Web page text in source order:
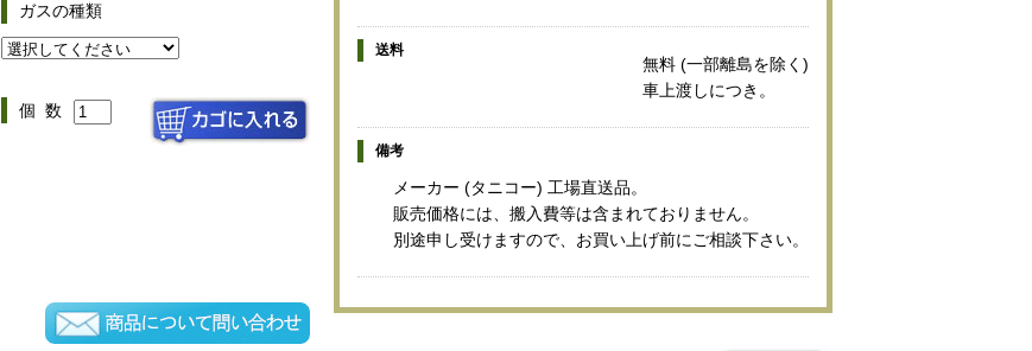
ガスの種類
個 数
送料
無料 (一部離島を除く)
車上渡しにつき。
備考
メーカー (タニコー) 工場直送品。
販売価格には、搬入費等は含まれておりません。
別途申し受けますので、お買い上げ前にご相談下さい。